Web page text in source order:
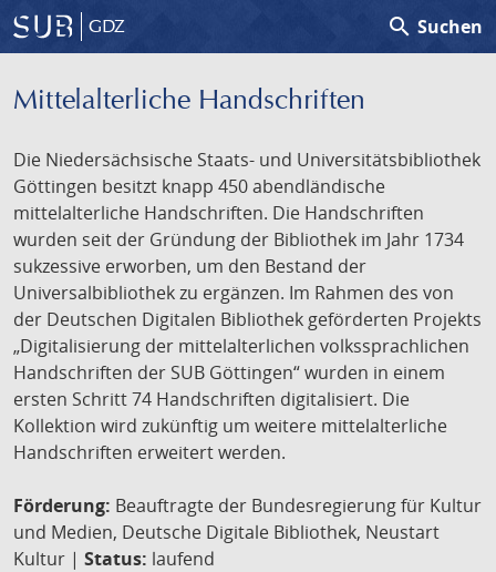
GDZ search Suchen
Mittelalterliche Handschriften
Die Niedersächsische Staats- und Universitätsbibliothek
Göttingen besitzt knapp 450 abendländische
mittelalterliche Handschriften. Die Handschriften
wurden seit der Gründung der Bibliothek im Jahr 1734
sukzessive erworben, um den Bestand der
Universalbibliothek zu ergänzen. Im Rahmen des von
der Deutschen Digitalen Bibliothek geförderten Projekts
„Digitalisierung der mittelalterlichen volkssprachlichen
Handschriften der SUB Göttingen“ wurden in einem
ersten Schritt 74 Handschriften digitalisiert. Die
Kollektion wird zukünftig um weitere mittelalterliche
Handschriften erweitert werden.
Förderung: Beauftragte der Bundesregierung für Kultur
und Medien, Deutsche Digitale Bibliothek, Neustart
Kultur | Status: laufend